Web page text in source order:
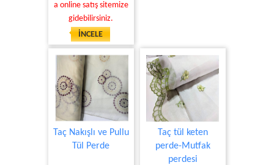
a online satış sitemize
gidebilirsiniz.
İNCELE
Taç Nakışlı ve Pullu
Tül Perde
Taç tül keten
perde-Mutfak
perdesi